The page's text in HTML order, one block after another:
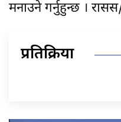
मनाउने गर्नुहुन्छ ।
प्रतिक्रिया